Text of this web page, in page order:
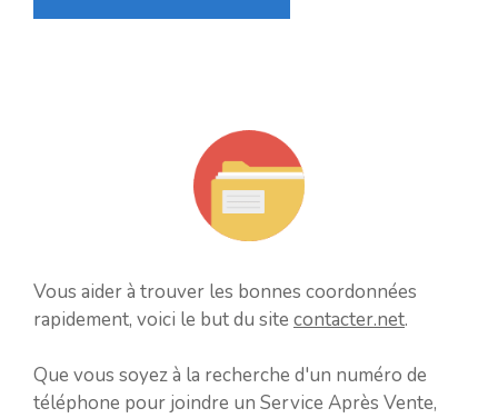
Vous aider à trouver les bonnes coordonnées
rapidement, voici le but du site contacter.net.
Que vous soyez à la recherche d'un numéro de
téléphone pour joindre un Service Après Vente,